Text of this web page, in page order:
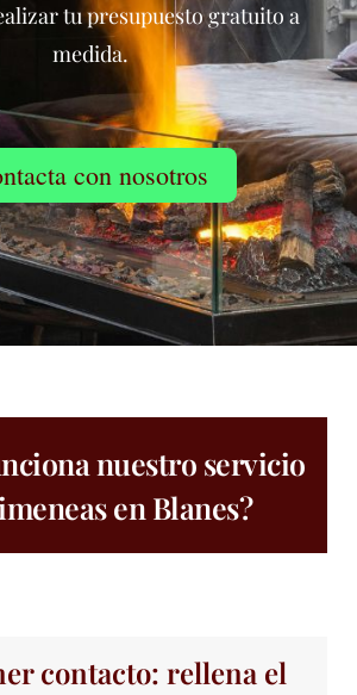
tu presupuesto gratuito a
medida.
con nosotros
nuestro servicio
en Blanes?
contacto: rellena el